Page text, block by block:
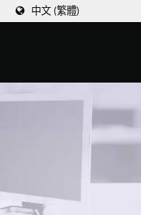
中文 (繁體)